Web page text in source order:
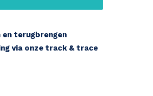
terugbrengen
via onze track & trace